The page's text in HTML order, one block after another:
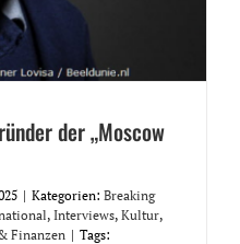
der „Moscow
| Kategorien: Breaking
, Interviews, Kultur,
Finanzen | Tags: